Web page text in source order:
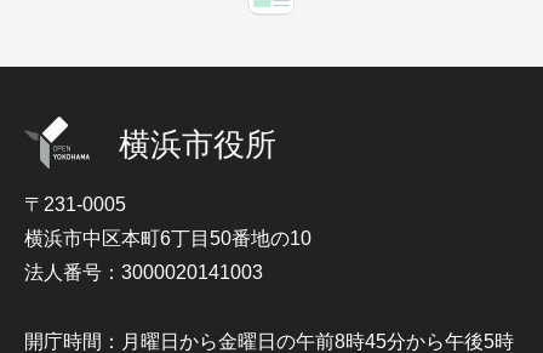
横浜市役所
〒231-0005
横浜市中区本町6丁目50番地の10
法人番号：3000020141003
開庁時間：月曜日から金曜日の午前8時45分から午後5時